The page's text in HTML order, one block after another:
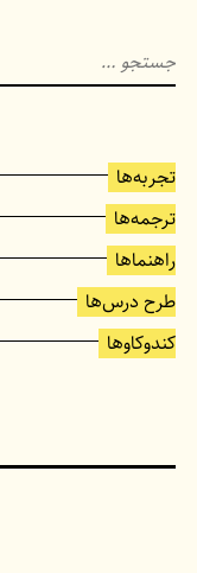
جستجو
برای:
تجربه‌ها
ترجمه‌ها
راهنماها
طرح درس‌ها
کندوکاوها